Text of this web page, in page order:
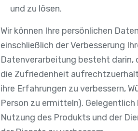
und zu lösen.
Wir können Ihre persönlichen
einschließlich der Verbesserung
Datenverarbeitung besteht darin,
die Zufriedenheit
ihre Erfahrungen zu verbessern,
Person zu ermitteln).
Nutzung des Produkts und der